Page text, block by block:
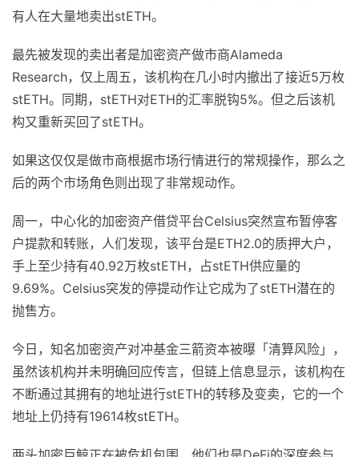
有人在大量地卖出stETH。
最先被发现的卖出者是加密资产做市商Alameda
Research，仅上周五，该机构在几小时内撤出了接近5万枚
stETH。同期，stETH对ETH的汇率脱钩5%。但之后该机
构又重新买回了stETH。
如果这仅仅是做市商根据市场行情进行的常规操作，那么之
后的两个市场角色则出现了非常规动作。
周一，中心化的加密资产借贷平台Celsius突然宣布暂停客
户提款和转账，人们发现，该平台是ETH2.0的质押大户，
手上至少持有40.92万枚stETH，占stETH供应量的
9.69%。Celsius突发的停提动作让它成为了stETH潜在的
抛售方。
今日，知名加密资产对冲基金三箭资本被曝「清算风险」，
虽然该机构并未明确回应传言，但链上信息显示，该机构在
不断通过其拥有的地址进行stETH的转移及变卖，它的一个
地址上仍持有19614枚stETH。